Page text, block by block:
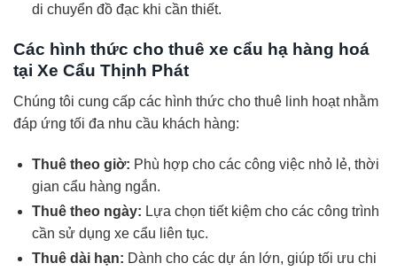
di chuyển đồ đạc khi cần thiết.
Các hình thức cho thuê xe cẩu hạ hàng hoá
tại Xe Cẩu Thịnh Phát
Chúng tôi cung cấp các hình thức cho thuê linh hoạt nhằm
đáp ứng tối đa nhu cầu khách hàng:
Thuê theo giờ: Phù hợp cho các công việc nhỏ lẻ, thời
gian cẩu hàng ngắn.
Thuê theo ngày: Lựa chọn tiết kiệm cho các công trình
cần sử dụng xe cẩu liên tục.
Thuê dài hạn: Dành cho các dự án lớn, giúp tối ưu chi